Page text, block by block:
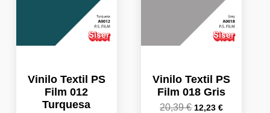
Vinilo Textil PS
Film 012
Turquesa
Vinilo Textil PS
Film 018 Gris
20,39€ 12,23€